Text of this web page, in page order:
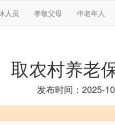
人员 孝敬父母 中老年人
取农村养老
发布时间：2025-